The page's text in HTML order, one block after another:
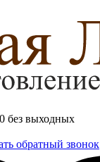
без выходных
обратный звонок